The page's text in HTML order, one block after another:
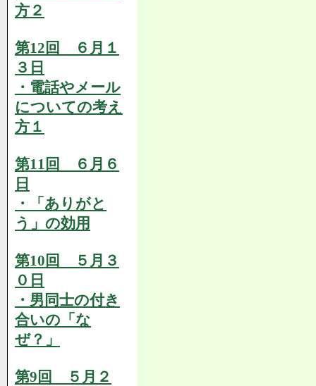
方２
第12回 ６月１
３日
・電話やメール
についての考え
方１
第11回 ６月６
日
・「ありがと
う」の効用
第10回 ５月３
０日
・男同士の付き
合いの「な
ぜ？」
第9回 ５月２